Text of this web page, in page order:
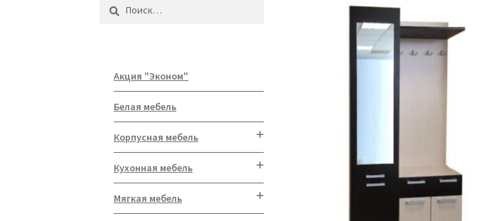
Найти:
Акция "Эконом"
Белая мебель
Корпусная мебель
Кухонная мебель
Мягкая мебель